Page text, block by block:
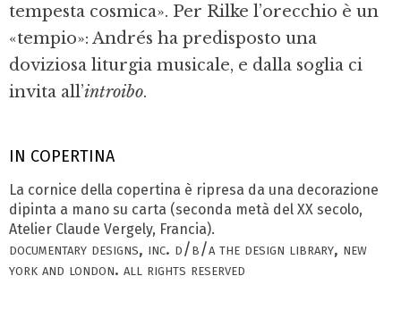
IN COPERTINA
La cornice della copertina è ripresa da una decorazione
dipinta a mano su carta (seconda metà del XX secolo,
Atelier Claude Vergely, Francia).
documentary designs, inc. d/b/a the design library, new
york and london. all rights reserved
tempesta cosmica». Per Rilke l’orecchio è un
«tempio»: Andrés ha predisposto una
doviziosa liturgia musicale, e dalla soglia ci
invita all’introibo.